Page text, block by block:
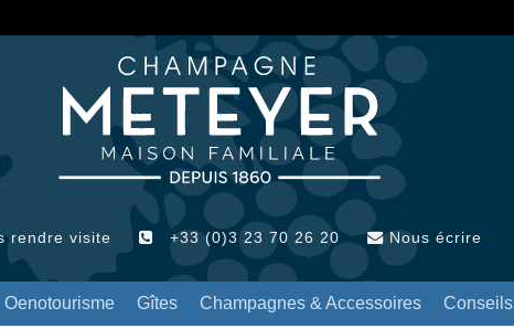
rendre visite +33 (0)3 23 70 26 20 Nous écrire
Oenotourisme Gîtes Champagnes & Accessoires Conseils